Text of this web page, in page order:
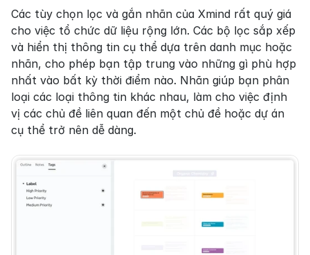
Các tùy chọn lọc và gắn nhãn của Xmind rất quý giá
cho việc tổ chức dữ liệu rộng lớn. Các bộ lọc sắp xếp
và hiển thị thông tin cụ thể dựa trên danh mục hoặc
nhãn, cho phép bạn tập trung vào những gì phù hợp
nhất vào bất kỳ thời điểm nào. Nhãn giúp bạn phân
loại các loại thông tin khác nhau, làm cho việc định
vị các chủ đề liên quan đến một chủ đề hoặc dự án
cụ thể trở nên dễ dàng.